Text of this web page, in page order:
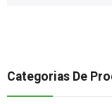
Categorias De